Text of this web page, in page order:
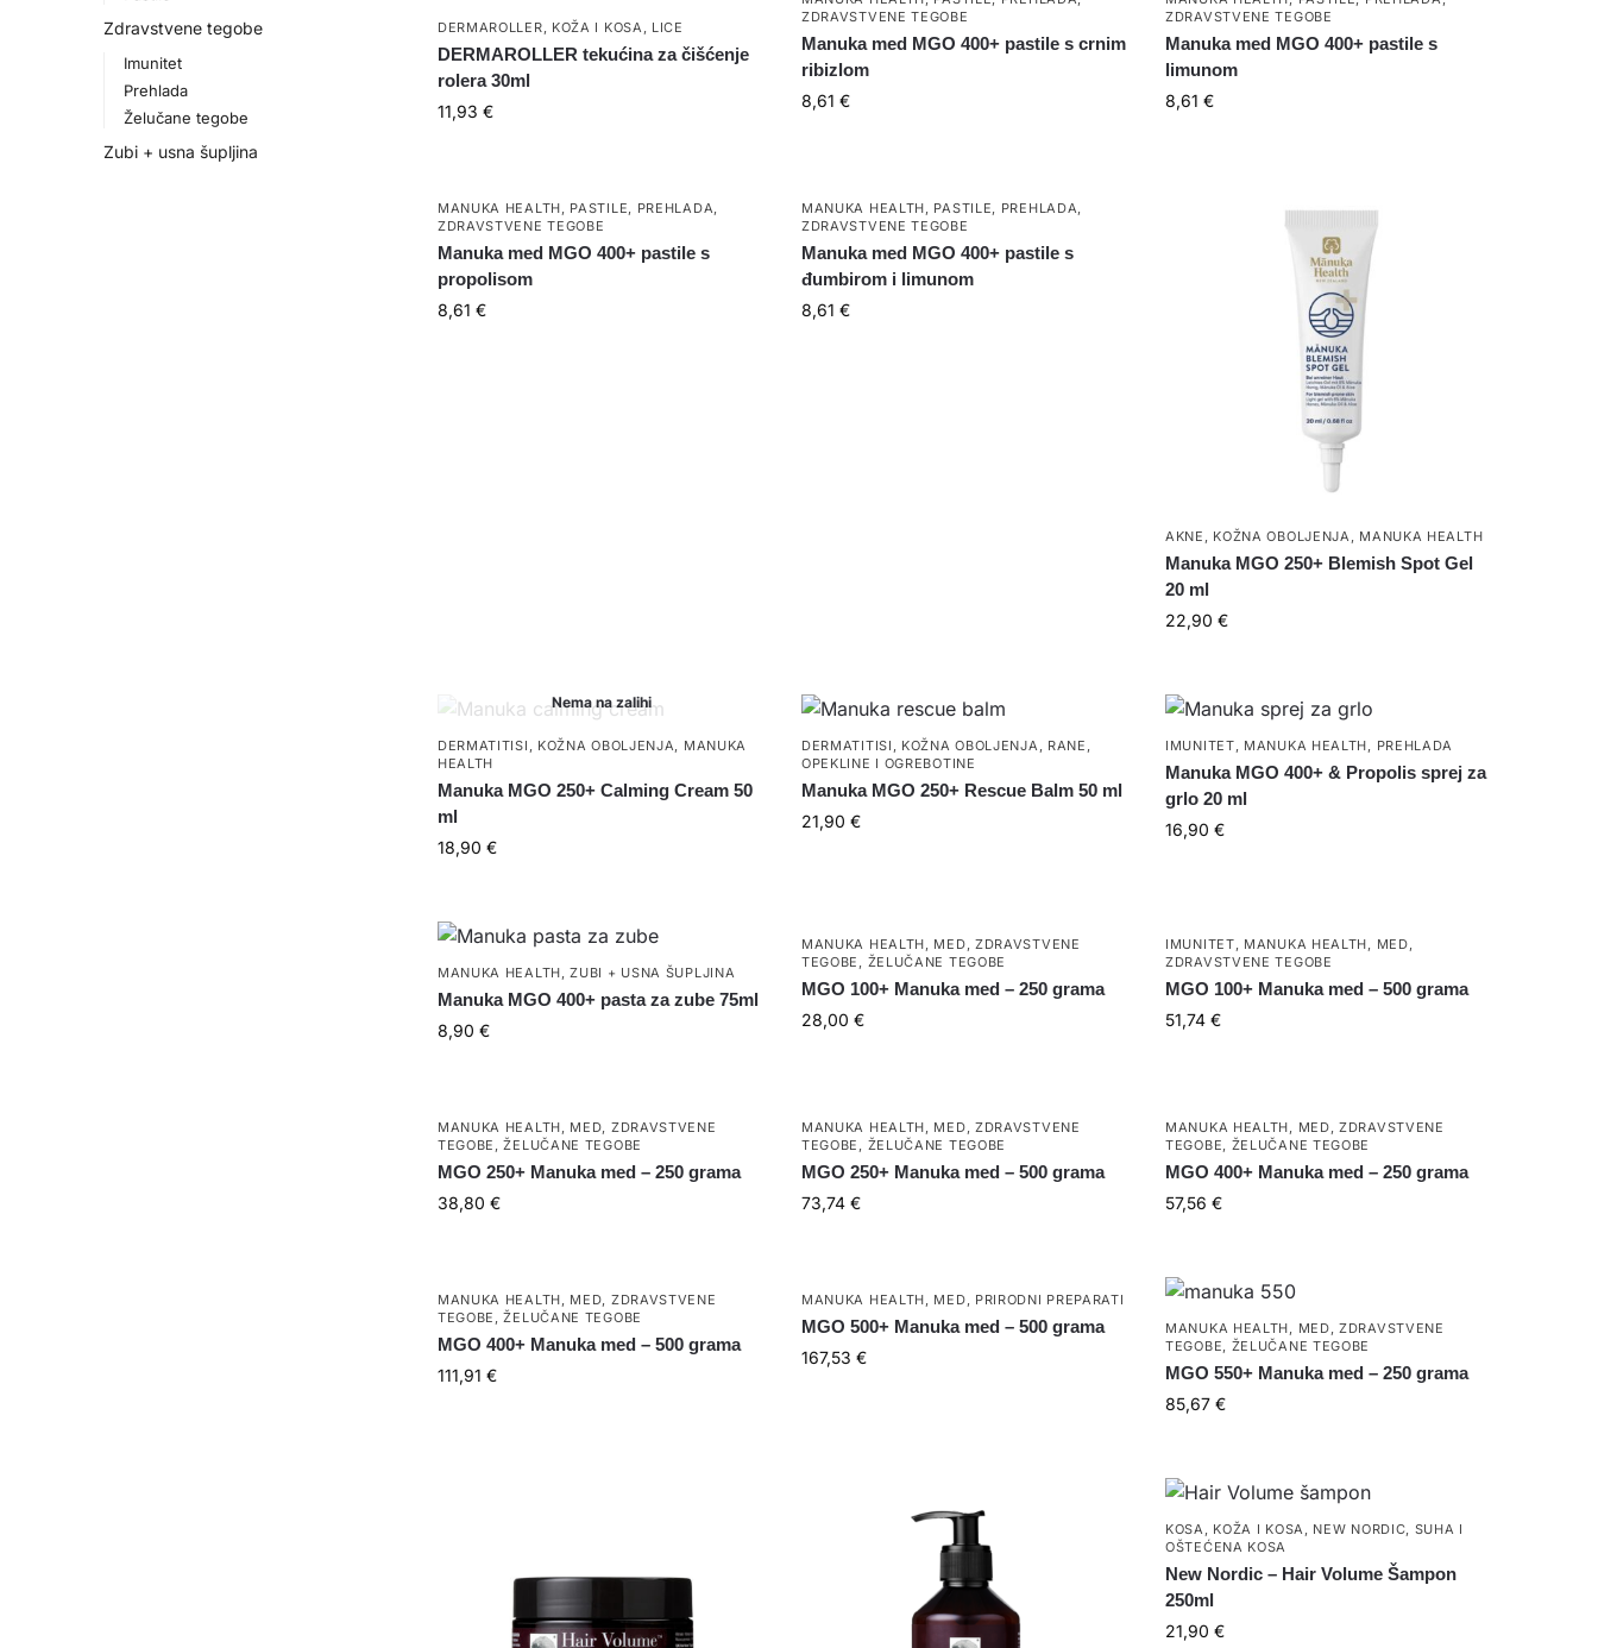
DERMAROLLER, KOŽA I KOSA, LICE
DERMAROLLER tekućina za čišćenje
rolera 30ml
11,93 €
ZDRAVSTVENE TEGOBE
Manuka med MGO 400+ pastile s crnim
ribizlom
8,61 €
ZDRAVSTVENE TEGOBE
Manuka med MGO 400+ pastile s
limunom
8,61€
MANUKA HEALTH, PASTILE, PREHLADA,
ZDRAVSTVENE TEGOBE
Manuka med MGO 400+ pastile s
propolisom
8,61 €
MANUKA HEALTH, PASTILE, PREHLADA,
ZDRAVSTVENE TEGOBE
Manuka med MGO 400+ pastile s
đumbirom i limunom
8,61 €
AKNE , KOŽNA OBOLJENJA, MANUKA HEALTH
Manuka MGO 250+ Blemish Spot Gel
20 ml
22,90€
Nema na zalihi
DERMATITISI , KOŽNA OBOLJENJA, MANUKA
HEALTH
Manuka MGO 250+ Calming Cream 50
ml
18,90 €
DERMATITISI , KOŽNA OBOLJENJA, RANE,
OPEKLINE I OGREBOTINE
Manuka MGO 250+ Rescue Balm 50 ml
21,90 €
IMUNITET, MANUKA HEALTH, PREHLADA
Manuka MGO 400+ & Propolis sprej za
grlo 20 ml
16,90€
MANUKA HEALTH,ZUBI + USNA ŠUPLJINA
Manuka MGO 400+ pasta za zube 75ml
8,90 €
MANUKA HEALTH, MED, ZDRAVSTVENE
TEGOBE , ŽELUČANE TEGOBE
MGO 100+ Manuka med – 250 grama
28,00 €
IMUNITET, MANUKA HEALTH, MED,
ZDRAVSTVENE TEGOBE
MGO 100+ Manuka med – 500 grama
51,74€
MANUKA HEALTH, MED, ZDRAVSTVENE
TEGOBE ,ŽELUČANE TEGOBE
MGO 250+ Manuka med – 250 grama
38,80 €
MANUKA HEALTH, MED, ZDRAVSTVENE
TEGOBE , ŽELUČANE TEGOBE
MGO 250+ Manuka med – 500 grama
73,74 €
MANUKA HEALTH, MED,ZDRAVSTVENE
TEGOBE, ŽELUČANE TEGOBE
MGO 400+ Manuka med – 250 grama
57,56€
MANUKA HEALTH, MED, ZDRAVSTVENE
TEGOBE ,ŽELUČANE TEGOBE
MGO 400+ Manuka med – 500 grama
111,91 €
MANUKA HEALTH, MED, PRIRODNI PREPARATI
MGO 500+ Manuka med – 500 grama
167,53 €
MANUKA HEALTH, MED,ZDRAVSTVENE
TEGOBE, ŽELUČANE TEGOBE
MGO 550+ Manuka med – 250 grama
85,67€
KOSA, KOŽA I KOSA, NEW NORDIC, SUHA I
OŠTEĆENA KOSA
New Nordic – Hair Volume Šampon
250ml
21,90€
Zdravstvene tegobe
Imunitet
Prehlada
Želučane tegobe
Zubi + usna šupljina